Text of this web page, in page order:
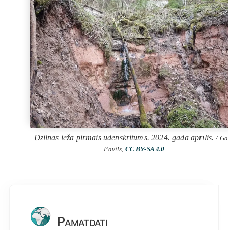
Dzilnas ieža pirmais ūdenskritums. 2024. gada aprīlis./
Pāvils, CC BY-SA 4.0
Pamatdati